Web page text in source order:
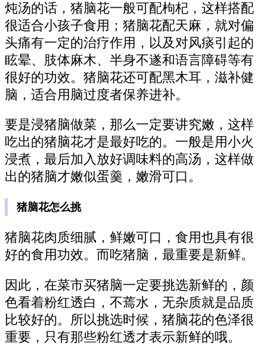
炖汤的话，猪脑花一般可配枸杞，这样搭配
很适合小孩子食用；猪脑花配天麻，就对偏
头痛有一定的治疗作用，以及对风痰引起的
眩晕、肢体麻木、半身不遂和语言障碍等有
很好的功效。猪脑花还可配黑木耳，滋补健
脑，适合用脑过度者保养进补。
要是浸猪脑做菜，那么一定要讲究嫩，这样
吃出的猪脑花才是最好吃的。一般是用小火
浸煮，最后加入放好调味料的高汤，这样做
出的猪脑才嫩似蛋羹，嫩滑可口。
猪脑花怎么挑
猪脑花肉质细腻，鲜嫩可口，食用也具有很
好的食用功效。而吃猪脑，最重要是新鲜。
因此，在菜市买猪脑一定要挑选新鲜的，颜
色看着粉红透白，不蔫水，无杂质就是品质
比较好的。所以挑选时候，猪脑花的色泽很
重要，只有那些粉红透才表示新鲜的哦。